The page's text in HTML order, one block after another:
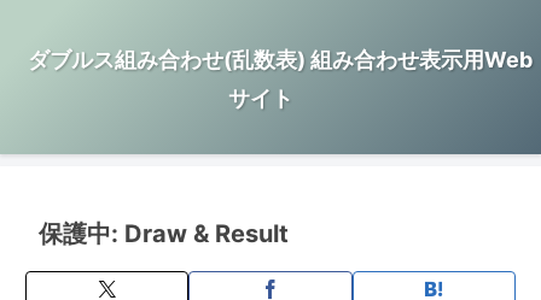
ダブルス組み合わせ(乱数表) 組み合わせ表示用Web
サイト
保護中: Draw & Result